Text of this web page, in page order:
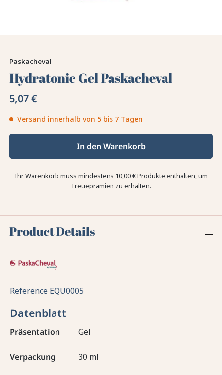
Paskacheval
Hydratonic Gel Paskacheval
5,07 €
Versand innerhalb von 5 bis 7 Tagen
In den Warenkorb
Ihr Warenkorb muss mindestens 10,00 € Produkte enthalten, um
Treueprämien zu erhalten.
Product Details
Reference EQU0005
Datenblatt
Präsentation Gel
Verpackung 30 ml